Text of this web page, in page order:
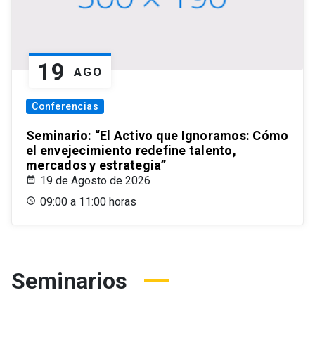
19 AGO
Conferencias
Seminario: “El Activo que Ignoramos: Cómo
el envejecimiento redefine talento,
mercados y estrategia”
19 de Agosto de 2026
09:00 a 11:00 horas
Seminarios